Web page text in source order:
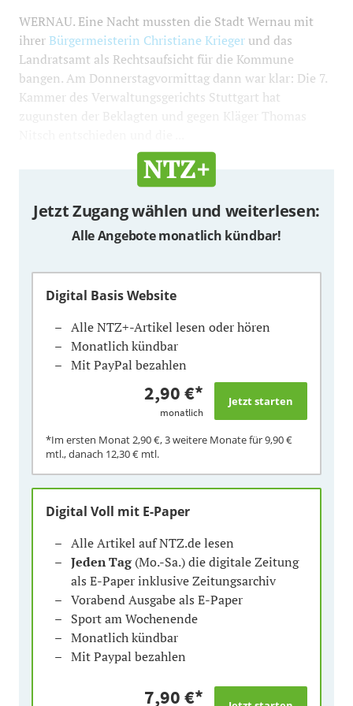
WERNAU. Eine Nacht mussten die Stadt Wernau mit
ihrer Bürgermeisterin Christiane Kriegerund das
Landratsamt als Rechtsaufsicht für die Kommune
bangen. Am Donnerstagvormittag dann war klar: Die 7.
Kammer des Verwaltungsgerichts Stuttgart hat
zugunsten der Beklagten und gegen Kläger Thomas
Jetzt Zugang wählen und weiterlesen:
Alle Angebote monatlich kündbar!
Digital Basis Website
Alle NTZ+-Artikel lesen oder hören
Monatlich kündbar
Mit PayPal bezahlen
2,90 €*
monatlich
*Im ersten Monat2,90 €, 3 weitere Monate für9,90 €
mtl., danach 12,30 € mtl.
Digital Voll mit E-Paper
Alle Artikel auf NTZ.de lesen
Jeden Tag(Mo.-Sa.) die digitale Zeitung
als E-Paper inklusive Zeitungsarchiv
Vorabend Ausgabe als E-Paper
Sport am Wochenende
Monatlich kündbar
Mit Paypal bezahlen
7,90 €*